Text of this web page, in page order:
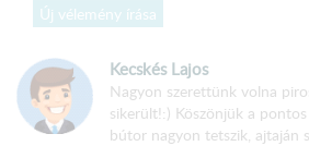
Konyhabútor hossza: 160 cm
Felső elem mélysége : 30,5 cm
Alsó elem magassága : 85 cm
Új vélemény írása
Kecskés Lajos
Nagyon szerettünk volna
sikerült!:) Köszönjük a
bútor nagyon tetszik, ajtaján